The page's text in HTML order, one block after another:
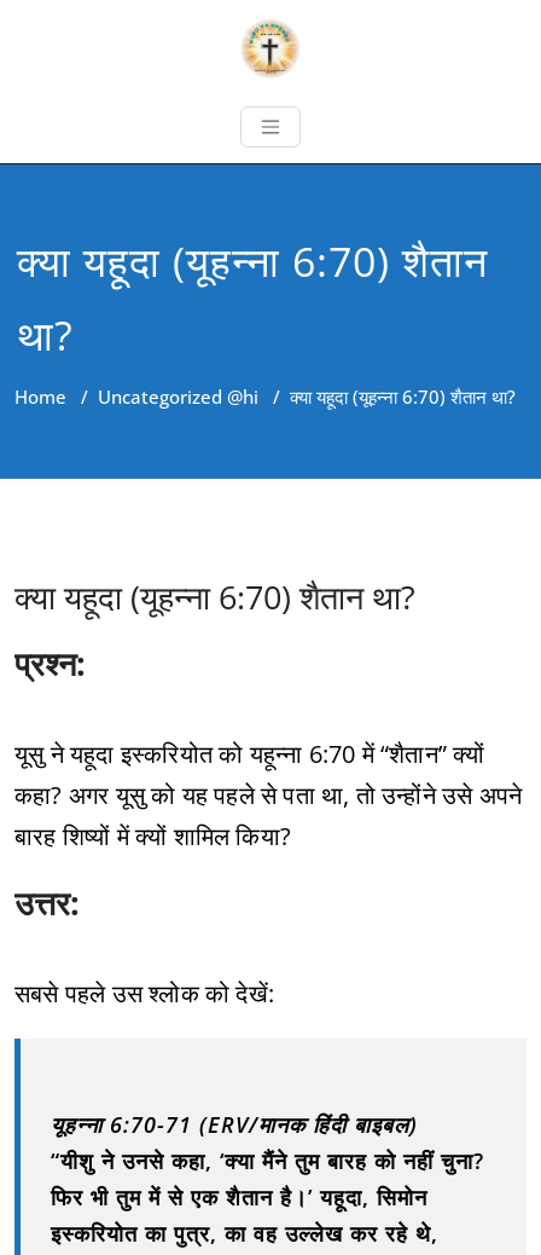
क्या यहूदा (यूहन्ना 6:70) शैतान
था?
Home / Uncategorized @hi /क्या यहूदा (यूहन्ना 6:70) शैतान था?
क्या यहूदा (यूहन्ना 6:70) शैतान था?
प्रश्न:
यूसु ने यहूदा इस्करियोत को यहून्ना 6:70 में “शैतान” क्यों
कहा? अगर यूसु को यह पहले से पता था, तो उन्होंने उसे अपने
बारह शिष्यों में क्यों शामिल किया?
उत्तर:
सबसे पहले उस श्लोक को देखें:
यूहन्ना 6:70-71 (ERV/मानक हिंदी बाइबल)
“यीशु ने उनसे कहा, ‘क्या मैंने तुम बारह को नहीं चुना?
फिर भी तुम में से एक शैतान है।’ यहूदा, सिमोन
इस्करियोत का पुत्र, का वह उल्लेख कर रहे थे,